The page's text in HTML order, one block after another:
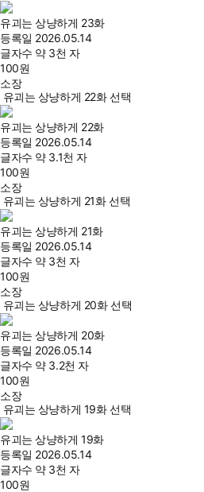
유괴는 상냥하게 23화
등록일 2026.05.14
글자수 약 3천 자
100원
소장
유괴는 상냥하게 22화 선택
유괴는 상냥하게 22화
등록일 2026.05.14
글자수 약 3.1천 자
100원
소장
유괴는 상냥하게 21화 선택
유괴는 상냥하게 21화
등록일 2026.05.14
글자수 약 3천 자
100원
소장
유괴는 상냥하게 20화 선택
유괴는 상냥하게 20화
등록일 2026.05.14
글자수 약 3.2천 자
100원
소장
유괴는 상냥하게 19화 선택
유괴는 상냥하게 19화
등록일 2026.05.14
글자수 약 3천 자
100원